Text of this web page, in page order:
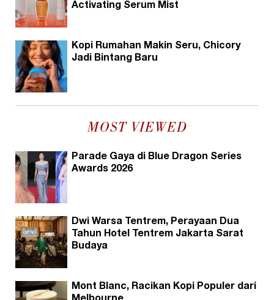
Activating Serum Mist
Kopi Rumahan Makin Seru, Chicory
Jadi Bintang Baru
MOST VIEWED
Parade Gaya di Blue Dragon Series
Awards 2026
Dwi Warsa Tentrem, Perayaan Dua
Tahun Hotel Tentrem Jakarta Sarat
Budaya
Mont Blanc, Racikan Kopi Populer dari